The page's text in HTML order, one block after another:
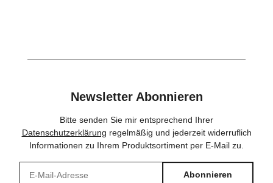
Newsletter Abonnieren
Bitte senden Sie mir entsprechend Ihrer
Datenschutzerklärung regelmäßig und jederzeit widerruflich
Informationen zu Ihrem Produktsortiment per E-Mail zu.
Abonnieren